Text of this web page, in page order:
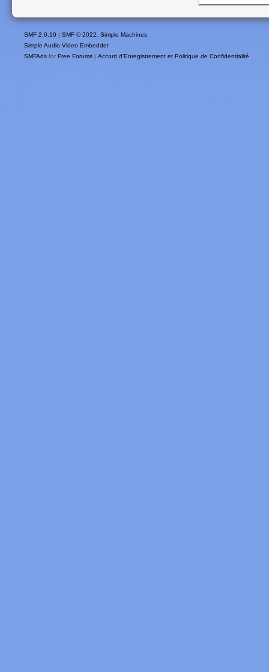
SMF 2.0.19 | SMF © 2022
Simple Machines
Simple Audio Video Embedder
SMFAds for Free Forums | Accord d'Enregistrement et Politique de Confidentialité